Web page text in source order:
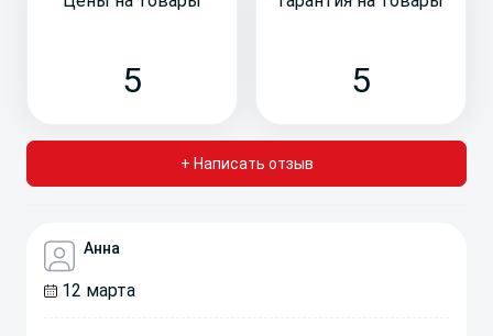
+ Написать отзыв
5 5
Анна
12 марта